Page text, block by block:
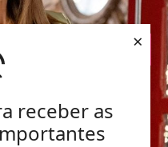
receber as
×